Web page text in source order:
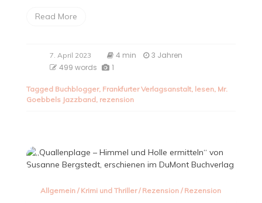
Read More
7. April 2023 4 min
3 Jahren
499 words
1
Tagged Buchblogger, Frankfurter Verlagsanstalt, lesen, Mr.
Goebbels Jazzband, rezension
Allgemein / Krimi und Thriller/ Rezension / Rezension